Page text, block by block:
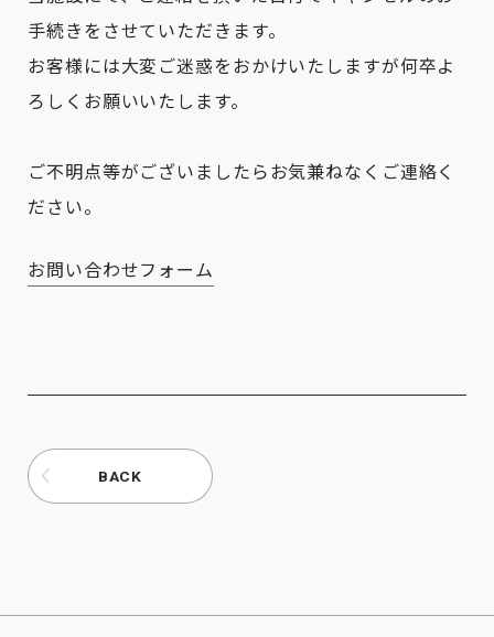
手続きをさせていただきます。
お客様には大変ご迷惑をおかけいたしますが何卒よ
ろしくお願いいたします。
ご不明点等がございましたらお気兼ねなくご連絡く
ださい。
お問い合わせフォーム
BACK